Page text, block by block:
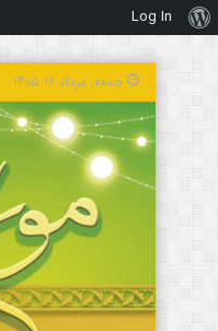
درباره
وردپرس
Log In
جمعه, مرداد ۱۶ ۱۴۰۵